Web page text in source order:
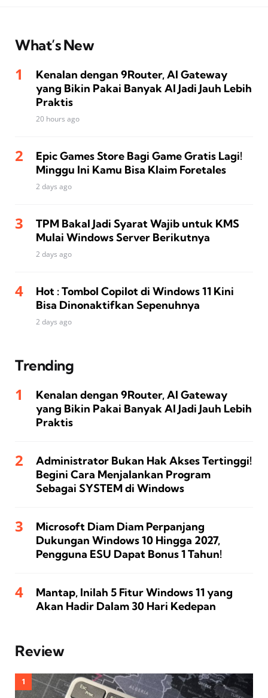
What’s New
Kenalan dengan 9Router, AI Gateway
yang Bikin Pakai Banyak AI Jadi Jauh Lebih
Praktis
20 hours ago
Epic Games Store Bagi Game Gratis Lagi!
Minggu Ini Kamu Bisa Klaim Foretales
2 days ago
TPM Bakal Jadi Syarat Wajib untuk KMS
Mulai Windows Server Berikutnya
2 days ago
Hot : Tombol Copilot di Windows 11 Kini
Bisa Dinonaktifkan Sepenuhnya
2 days ago
Trending
Kenalan dengan 9Router, AI Gateway
yang Bikin Pakai Banyak AI Jadi Jauh Lebih
Praktis
Administrator Bukan Hak Akses Tertinggi!
Begini Cara Menjalankan Program
Sebagai SYSTEM di Windows
Microsoft Diam Diam Perpanjang
Dukungan Windows 10 Hingga 2027,
Pengguna ESU Dapat Bonus 1 Tahun!
Mantap, Inilah 5 Fitur Windows 11 yang
Akan Hadir Dalam 30 Hari Kedepan
Review